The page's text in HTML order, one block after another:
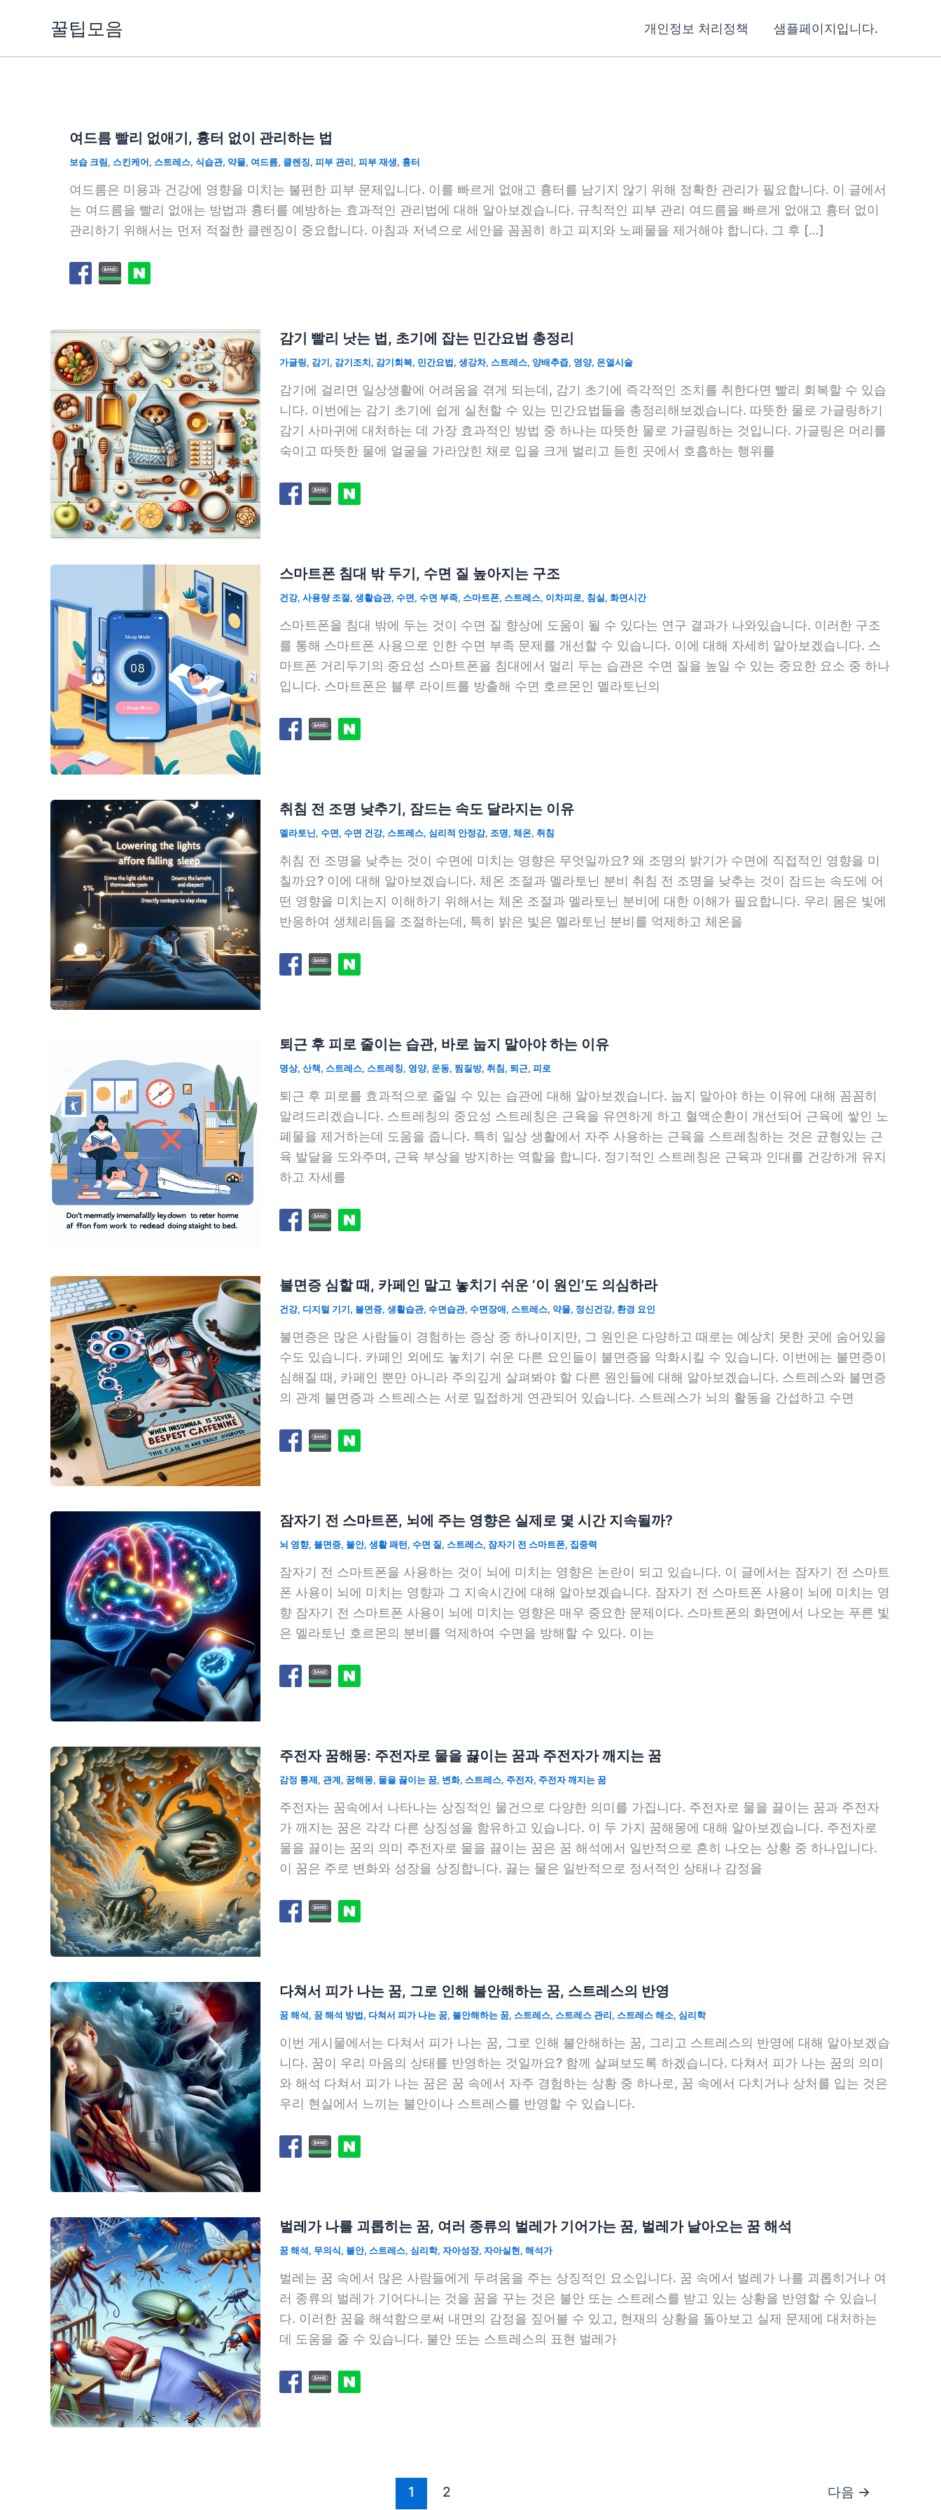
꿀팁모음 개인정보 처리정책 샘플페이지입니다.
여드름 빨리 없애기, 흉터 없이 관리하는 법
보습 크림, 스킨케어, 스트레스, 식습관, 약물, 여드름, 클렌징, 피부 관리, 피부 재생, 흉터
여드름은 미용과 건강에 영향을 미치는 불편한 피부 문제입니다. 이를 빠르게 없애고 흉터를 남기지 않기 위해 정확한 관리가 필요합니다. 이 글에서
는 여드름을 빨리 없애는 방법과 흉터를 예방하는 효과적인 관리법에 대해 알아보겠습니다. 규칙적인 피부 관리 여드름을 빠르게 없애고 흉터 없이
관리하기 위해서는 먼저 적절한 클렌징이 중요합니다. 아침과 저녁으로 세안을 꼼꼼히 하고 피지와 노폐물을 제거해야 합니다. 그 후 […]
감기 빨리 낫는 법, 초기에 잡는 민간요법 총정리
가글링, 감기, 감기조치, 감기회복, 민간요법, 생강차, 스트레스, 양배추즙, 영양, 온열시술
감기에 걸리면 일상생활에 어려움을 겪게 되는데, 감기 초기에 즉각적인 조치를 취한다면 빨리 회복할 수 있습
니다. 이번에는 감기 초기에 쉽게 실천할 수 있는 민간요법들을 총정리해보겠습니다. 따뜻한 물로 가글링하기
감기 사마귀에 대처하는 데 가장 효과적인 방법 중 하나는 따뜻한 물로 가글링하는 것입니다. 가글링은 머리를
숙이고 따뜻한 물에 얼굴을 가라앉힌 채로 입을 크게 벌리고 듣힌 곳에서 호흡하는 행위를
스마트폰 침대 밖 두기, 수면 질 높아지는 구조
건강, 사용량 조절, 생활습관, 수면, 수면 부족, 스마트폰, 스트레스, 이차피로, 침실, 화면시간
스마트폰을 침대 밖에 두는 것이 수면 질 향상에 도움이 될 수 있다는 연구 결과가 나와있습니다. 이러한 구조
를 통해 스마트폰 사용으로 인한 수면 부족 문제를 개선할 수 있습니다. 이에 대해 자세히 알아보겠습니다. 스
마트폰 거리두기의 중요성 스마트폰을 침대에서 멀리 두는 습관은 수면 질을 높일 수 있는 중요한 요소 중 하나
입니다. 스마트폰은 블루 라이트를 방출해 수면 호르몬인 멜라토닌의
취침 전 조명 낮추기, 잠드는 속도 달라지는 이유
멜라토닌, 수면, 수면 건강, 스트레스, 심리적 안정감, 조명, 체온, 취침
취침 전 조명을 낮추는 것이 수면에 미치는 영향은 무엇일까요? 왜 조명의 밝기가 수면에 직접적인 영향을 미
칠까요? 이에 대해 알아보겠습니다. 체온 조절과 멜라토닌 분비 취침 전 조명을 낮추는 것이 잠드는 속도에 어
떤 영향을 미치는지 이해하기 위해서는 체온 조절과 멜라토닌 분비에 대한 이해가 필요합니다. 우리 몸은 빛에
반응하여 생체리듬을 조절하는데, 특히 밝은 빛은 멜라토닌 분비를 억제하고 체온을
퇴근 후 피로 줄이는 습관, 바로 눕지 말아야 하는 이유
명상, 산책, 스트레스, 스트레칭, 영양, 운동, 찜질방, 취침, 퇴근, 피로
퇴근 후 피로를 효과적으로 줄일 수 있는 습관에 대해 알아보겠습니다. 눕지 말아야 하는 이유에 대해 꼼꼼히
알려드리겠습니다. 스트레칭의 중요성 스트레칭은 근육을 유연하게 하고 혈액순환이 개선되어 근육에 쌓인 노
폐물을 제거하는데 도움을 줍니다. 특히 일상 생활에서 자주 사용하는 근육을 스트레칭하는 것은 균형있는 근
육 발달을 도와주며, 근육 부상을 방지하는 역할을 합니다. 정기적인 스트레칭은 근육과 인대를 건강하게 유지
하고 자세를
불면증 심할 때, 카페인 말고 놓치기 쉬운 ‘이 원인’도 의심하라
건강, 디지털 기기, 불면증, 생활습관, 수면습관, 수면장애, 스트레스, 약물, 정신건강, 환경 요인
불면증은 많은 사람들이 경험하는 증상 중 하나이지만, 그 원인은 다양하고 때로는 예상치 못한 곳에 숨어있을
수도 있습니다. 카페인 외에도 놓치기 쉬운 다른 요인들이 불면증을 악화시킬 수 있습니다. 이번에는 불면증이
심해질 때, 카페인 뿐만 아니라 주의깊게 살펴봐야 할 다른 원인들에 대해 알아보겠습니다. 스트레스와 불면증
의 관계 불면증과 스트레스는 서로 밀접하게 연관되어 있습니다. 스트레스가 뇌의 활동을 간섭하고 수면
잠자기 전 스마트폰, 뇌에 주는 영향은 실제로 몇 시간 지속될까?
뇌 영향, 불면증, 불안, 생활 패턴, 수면 질, 스트레스, 잠자기 전 스마트폰, 집중력
잠자기 전 스마트폰을 사용하는 것이 뇌에 미치는 영향은 논란이 되고 있습니다. 이 글에서는 잠자기 전 스마트
폰 사용이 뇌에 미치는 영향과 그 지속시간에 대해 알아보겠습니다. 잠자기 전 스마트폰 사용이 뇌에 미치는 영
향 잠자기 전 스마트폰 사용이 뇌에 미치는 영향은 매우 중요한 문제이다. 스마트폰의 화면에서 나오는 푸른 빛
은 멜라토닌 호르몬의 분비를 억제하여 수면을 방해할 수 있다. 이는
주전자 꿈해몽: 주전자로 물을 끓이는 꿈과 주전자가 깨지는 꿈
감정 통제, 관계, 꿈해몽, 물을 끓이는 꿈, 변화, 스트레스, 주전자, 주전자 깨지는 꿈
주전자는 꿈속에서 나타나는 상징적인 물건으로 다양한 의미를 가집니다. 주전자로 물을 끓이는 꿈과 주전자
가 깨지는 꿈은 각각 다른 상징성을 함유하고 있습니다. 이 두 가지 꿈해몽에 대해 알아보겠습니다. 주전자로
물을 끓이는 꿈의 의미 주전자로 물을 끓이는 꿈은 꿈 해석에서 일반적으로 흔히 나오는 상황 중 하나입니다.
이 꿈은 주로 변화와 성장을 상징합니다. 끓는 물은 일반적으로 정서적인 상태나 감정을
다쳐서 피가 나는 꿈, 그로 인해 불안해하는 꿈, 스트레스의 반영
꿈 해석, 꿈 해석 방법, 다쳐서 피가 나는 꿈, 불안해하는 꿈, 스트레스, 스트레스 관리, 스트레스 해소, 심리학
이번 게시물에서는 다쳐서 피가 나는 꿈, 그로 인해 불안해하는 꿈, 그리고 스트레스의 반영에 대해 알아보겠습
니다. 꿈이 우리 마음의 상태를 반영하는 것일까요? 함께 살펴보도록 하겠습니다. 다쳐서 피가 나는 꿈의 의미
와 해석 다쳐서 피가 나는 꿈은 꿈 속에서 자주 경험하는 상황 중 하나로, 꿈 속에서 다치거나 상처를 입는 것은
우리 현실에서 느끼는 불안이나 스트레스를 반영할 수 있습니다.
벌레가 나를 괴롭히는 꿈, 여러 종류의 벌레가 기어가는 꿈, 벌레가 날아오는 꿈 해석
꿈 해석, 무의식, 불안, 스트레스, 심리학, 자아성장, 자아실현, 해석가
벌레는 꿈 속에서 많은 사람들에게 두려움을 주는 상징적인 요소입니다. 꿈 속에서 벌레가 나를 괴롭히거나 여
러 종류의 벌레가 기어다니는 것을 꿈을 꾸는 것은 불안 또는 스트레스를 받고 있는 상황을 반영할 수 있습니
다. 이러한 꿈을 해석함으로써 내면의 감정을 짚어볼 수 있고, 현재의 상황을 돌아보고 실제 문제에 대처하는
데 도움을 줄 수 있습니다. 불안 또는 스트레스의 표현 벌레가
1 2 다음 →